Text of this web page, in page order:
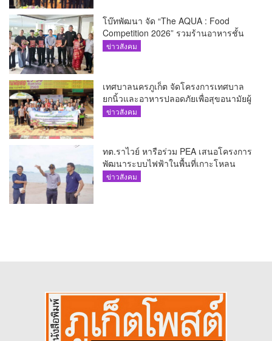
โบ๊ทพัฒนา จัด “The AQUA : Food
Competition 2026” รวมร้านอาหารชั้น
นำของ The Shopps at The AQUA ชู
ข่าวสังคม
เทศบาลนครภูเก็ต จัดโครงการเทศบาล
ยกนิ้วและอาหารปลอดภัยเพื่อสุขอนามัยผู้
บริโภค
ข่าวสังคม
ทต.ราไวย์ หารือร่วม PEA เสนอโครงการ
พัฒนาระบบไฟฟ้าในพื้นที่เกาะโหลน
ข่าวสังคม